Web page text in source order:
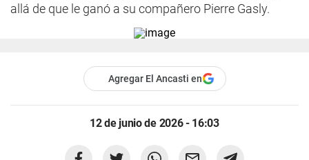
allá de que le ganó a su compañero Pierre Gasly.
Agregar El Ancasti en
12 de junio de 2026 - 16:03